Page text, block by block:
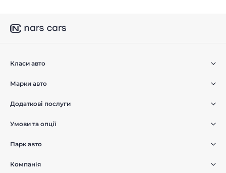
Класи авто
Марки авто
Додаткові послуги
Умови та опції
Парк авто
Компанія